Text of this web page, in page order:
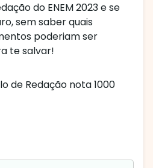
do ENEM 2023 e se
sem saber quais
poderiam ser
te salvar!
de Redação nota 1000